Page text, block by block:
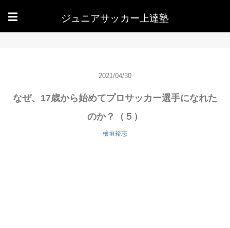
☰ ジュニアサッカー上達塾
2021/04/30
なぜ、17歳から始めてプロサッカー選手になれた
のか？（５）
檜垣裕志